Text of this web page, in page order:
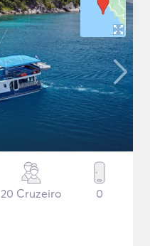
20 Cruzeiro 0